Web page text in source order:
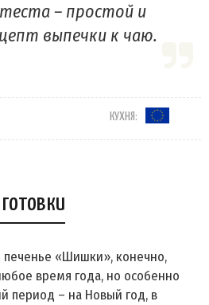
– простой и
выпечки к чаю.
КУХНЯ:
«Шишки», конечно,
время года, но особенно
период – на Новый год, в